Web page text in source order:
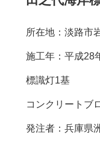
所在地：淡路市
施工年：平成28
標識灯1基
コンクリートブ
発注者：兵庫県